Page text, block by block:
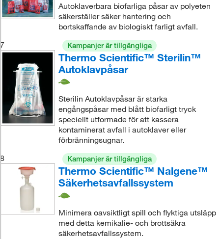
Autoklaverbara biofarliga påsar av polyeten
säkerställer säker hantering och
bortskaffande av biologiskt farligt avfall.
7
Kampanjer är tillgängliga
Thermo Scientific™ Sterilin™
Autoklavpåsar
Sterilin Autoklavpåsar är starka
engångspåsar med blått biofarligt tryck
speciellt utformade för att kassera
kontaminerat avfall i autoklaver eller
förbränningsugnar.
8
Kampanjer är tillgängliga
Thermo Scientific™ Nalgene™
Säkerhetsavfallssystem
Minimera oavsiktligt spill och flyktiga utsläpp
med detta kemikalie- och brottsäkra
säkerhetsavfallssystem.